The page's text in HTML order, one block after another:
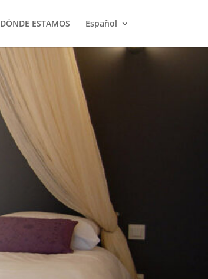
DÓNDE ESTAMOS Español